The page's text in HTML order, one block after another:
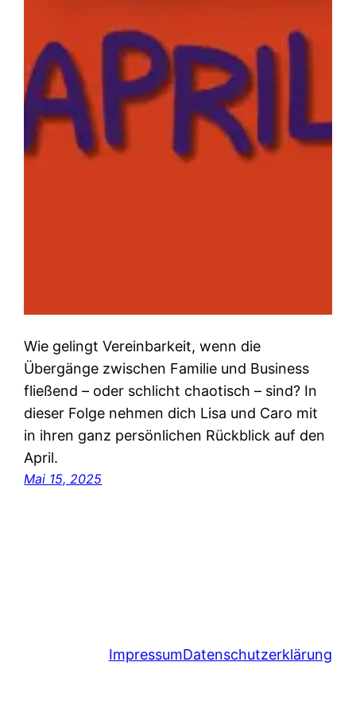
Wie gelingt Vereinbarkeit, wenn die
Übergänge zwischen Familie und Business
fließend – oder schlicht chaotisch – sind? In
dieser Folge nehmen dich Lisa und Caro mit
in ihren ganz persönlichen Rückblick auf den
April.
Mai 15, 2025
ImpressumDatenschutzerklärung